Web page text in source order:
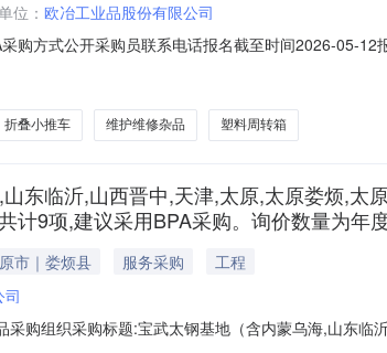
位： 欧冶工业品股份有限公司
购方式公开采购员联系电话报名截至时间2026-05-
材质:铁芯,尼龙120.0piece2026-06-
折叠小推车 维护维修杂品 塑料周转箱
东临沂,山西晋中,天津,太原,太原娄烦,
计9项,建议采用BPA采购。询价数量为
市｜娄烦县 服务采购
工程
采购组织采购标题:宝武太钢基地（含内蒙乌海,山东